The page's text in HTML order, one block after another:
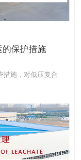
保护措施
措施，对低压复合